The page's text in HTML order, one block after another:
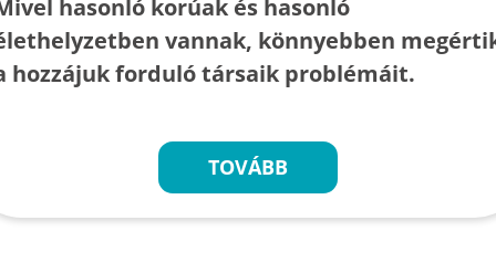
hasonló korúak és hasonló
vannak, könnyebben
hozzájuk forduló társaik problémáit.
TOVÁBB